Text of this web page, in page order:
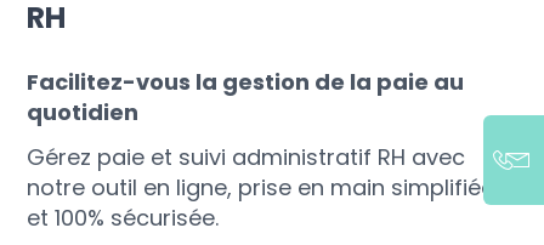
RH
Facilitez-vous la gestion de la paie au
quotidien
Gérez paie et suivi administratif RH avec
notre outil en ligne, prise en main simplifiée
et 100% sécurisée.